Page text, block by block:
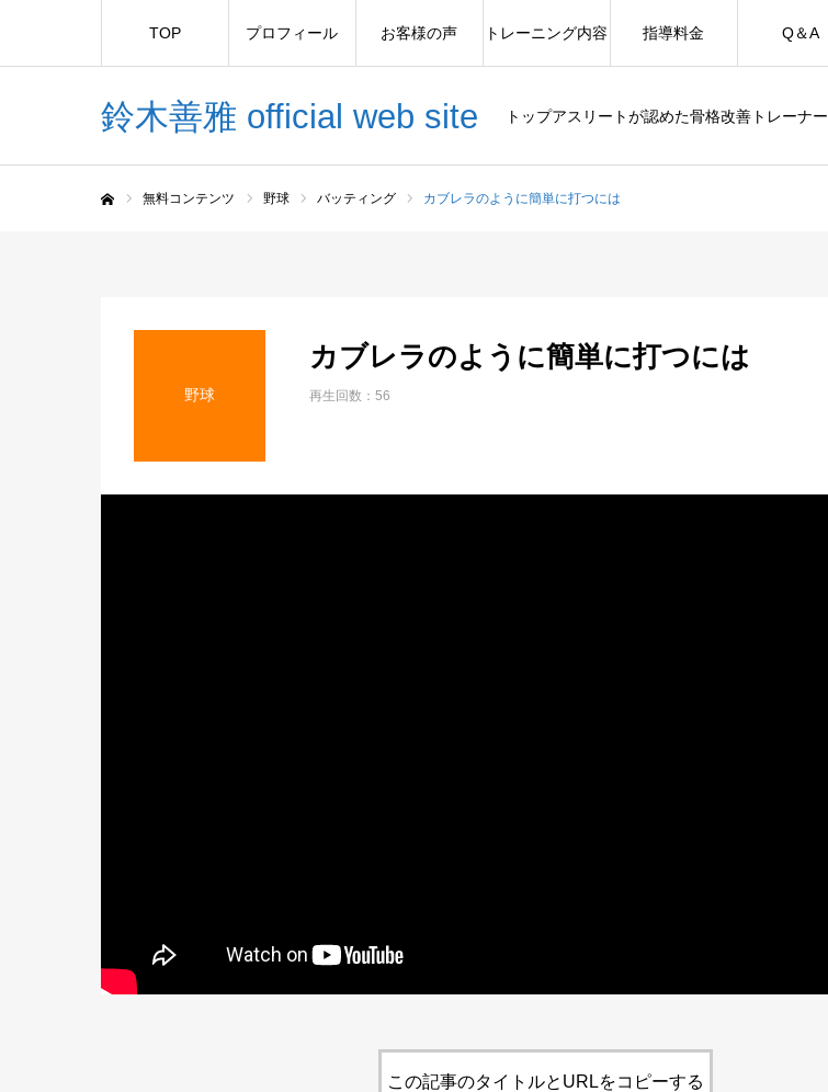
鈴木善雅 official web site トップアスリートが認めた骨格改善トレーナー
TOP プロフィール お客様の声 トレーニング内容 指導料金 Q＆A
無料コンテンツ 野球 バッティング カブレラのように簡単に打つには
野球
カブレラのように簡単に打つには
再生回数：56
この記事のタイトルとURLをコピーする